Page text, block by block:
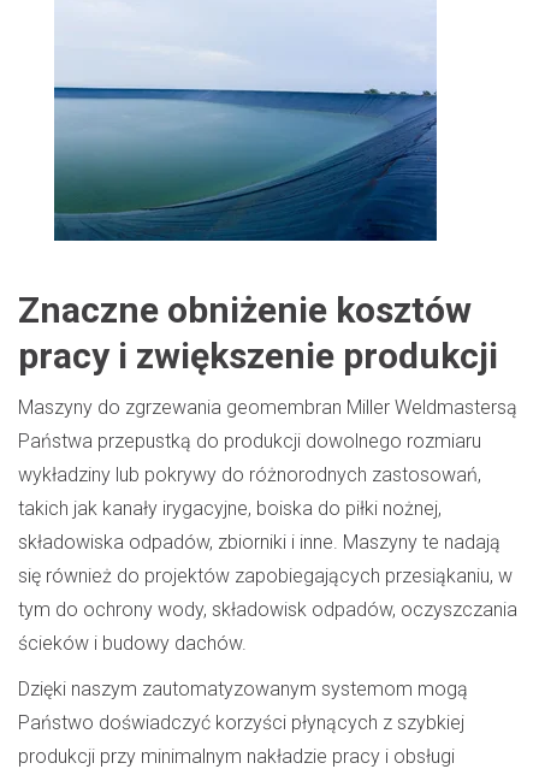
Znaczne obniżenie kosztów
pracy i zwiększenie produkcji
Maszyny do zgrzewania geomembran Miller Weldmastersą
Państwa przepustką do produkcji dowolnego rozmiaru
wykładziny lub pokrywy do różnorodnych zastosowań,
takich jak kanały irygacyjne, boiska do piłki nożnej,
składowiska odpadów, zbiorniki i inne. Maszyny te nadają
się również do projektów zapobiegających przesiąkaniu, w
tym do ochrony wody, składowisk odpadów, oczyszczania
ścieków i budowy dachów.
Dzięki naszym zautomatyzowanym systemom mogą
Państwo doświadczyć korzyści płynących z szybkiej
produkcji przy minimalnym nakładzie pracy i obsługi